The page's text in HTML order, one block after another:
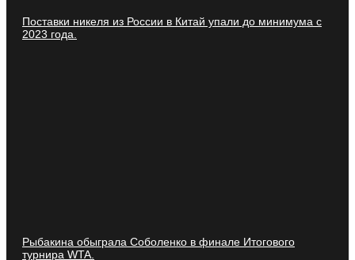
Поставки никеля из России в Китай упали до минимума с
2023 года.
Рыбакина обыграла Соболенко в финале Итогового
турнира WTA.